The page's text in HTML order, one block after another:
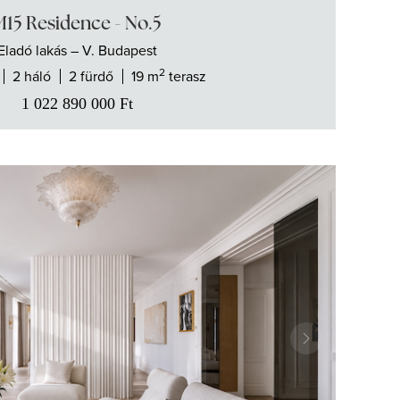
Residence - No.5
lakás – V. Budapest
2 háló
2 fürdő 19 m2 terasz
1 022 890 000 Ft